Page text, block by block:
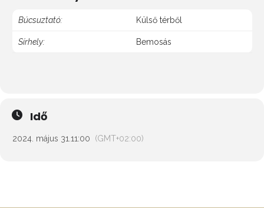
Búcsuztató: Külső térből
Sírhely: Bemosás
Idő
2024. május 31. 11:00 (GMT+02:00)